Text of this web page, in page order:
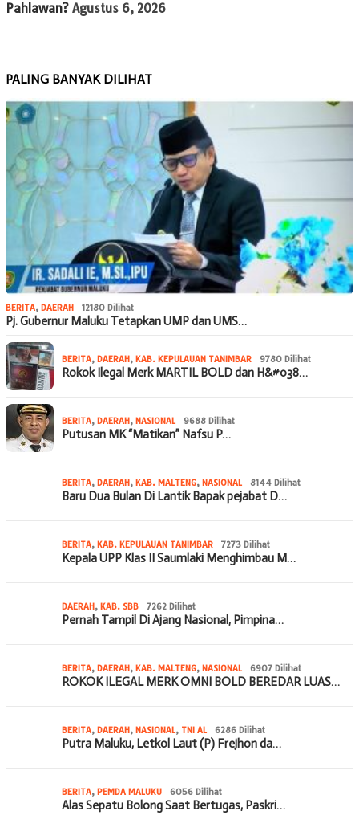
Pahlawan? Agustus 6, 2026
PALING BANYAK DILIHAT
BERITA, DAERAH 12180 Dilihat
Pj. Gubernur Maluku Tetapkan UMP dan UMS…
BERITA, DAERAH, KAB. KEPULAUAN TANIMBAR 9780 Dilihat
Rokok Ilegal Merk MARTIL BOLD dan H&#038…
BERITA, DAERAH, NASIONAL 9688 Dilihat
Putusan MK “Matikan” Nafsu P…
BERITA, DAERAH, KAB. MALTENG, NASIONAL 8144 Dilihat
Baru Dua Bulan Di Lantik Bapak pejabat D…
BERITA, KAB. KEPULAUAN TANIMBAR 7273 Dilihat
Kepala UPP Klas II Saumlaki Menghimbau M…
DAERAH, KAB. SBB 7262 Dilihat
Pernah Tampil Di Ajang Nasional, Pimpina…
BERITA, DAERAH, KAB. MALTENG, NASIONAL 6907 Dilihat
ROKOK ILEGAL MERK OMNI BOLD BEREDAR LUAS…
BERITA, DAERAH, NASIONAL, TNI AL 6286 Dilihat
Putra Maluku, Letkol Laut (P) Frejhon da…
BERITA, PEMDA MALUKU 6056 Dilihat
Alas Sepatu Bolong Saat Bertugas, Paskri…